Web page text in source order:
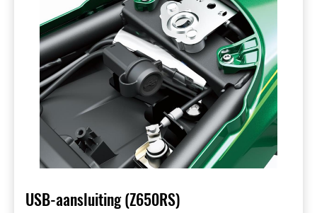
USB-aansluiting (Z650RS)